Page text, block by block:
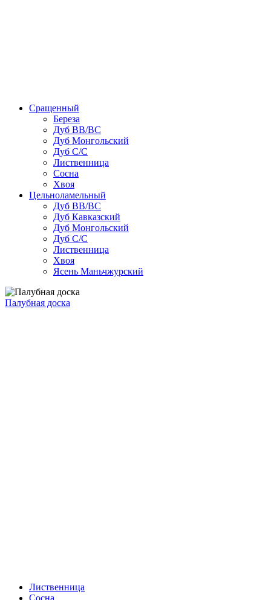
Сращенный
Береза
Дуб ВВ/ВС
Дуб Монгольский
Дуб С/С
Лиственница
Сосна
Хвоя
Цельноламельный
Дуб ВВ/ВС
Дуб Кавказский
Дуб Монгольский
Дуб С/С
Лиственница
Хвоя
Ясень Маньчжурский
Палубная доска
Лиственница
Сосна